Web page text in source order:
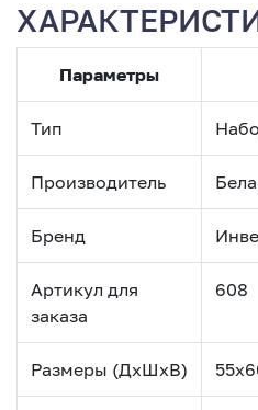
Параметры
Тип
Производитель
Бренд
Артикул для
заказа
608
Размеры (ДхШхВ)